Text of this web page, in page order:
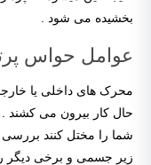
بخشیده می شود .
عوامل حواس
محرک های داخلی یا
حال کار بیرون می کشند .
شما را مختل کنند بررسی
زیر جسمی و برخی دیگر